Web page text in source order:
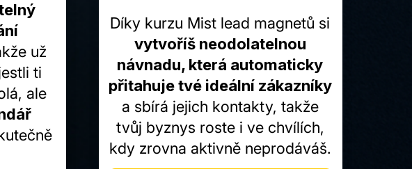
už
ti
ale
Díky kurzu Mist lead magnetů si
vytvoříš neodolatelnou
návnadu, která automaticky
přitahuje tvé ideální zákazníky
a sbírá jejich kontakty, takže
tvůj byznys roste i ve chvílích,
kdy zrovna aktivně neprodáváš.